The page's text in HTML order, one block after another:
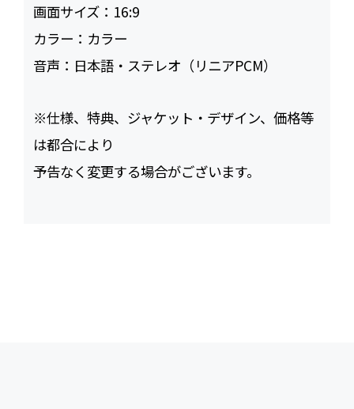
画面サイズ： 16:9
カラー： カラー
音声： 日本語・ステレオ（リニアPCM）
※仕様、特典、ジャケット・デザイン、価格等
は都合により
予告なく変更する場合がございます。